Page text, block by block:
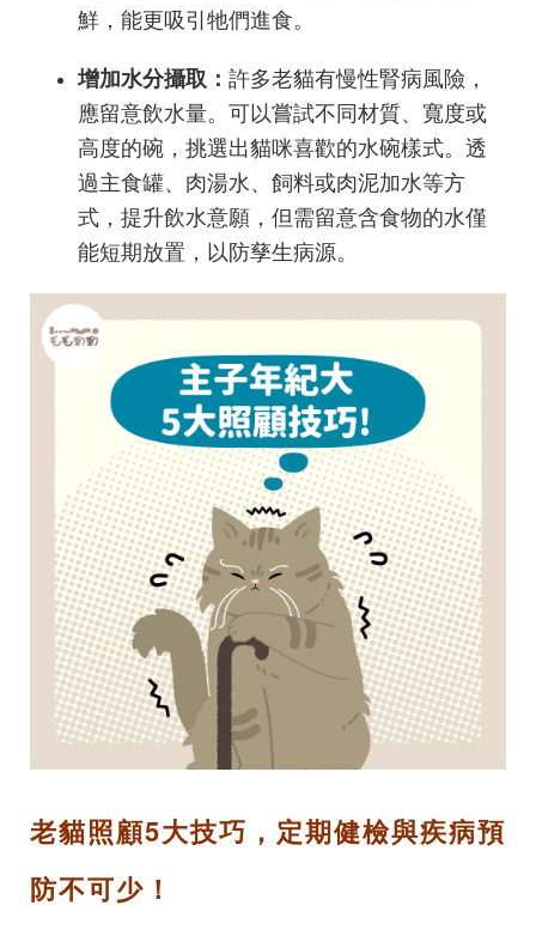
鮮，能更吸引牠們進食。
增加水分攝取： 許多老貓有慢性腎病風險，
應留意飲水量。可以嘗試不同材質、寬度或
高度的碗，挑選出貓咪喜歡的水碗樣式。透
過主食罐、肉湯水、飼料或肉泥加水等方
式，提升飲水意願，但需留意含食物的水僅
能短期放置，以防孳生病源。
老貓照顧5大技巧，定期健檢與疾病預
防不可少！